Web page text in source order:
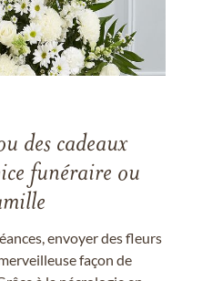
des cadeaux
funéraire ou
envoyer des fleurs
façon de